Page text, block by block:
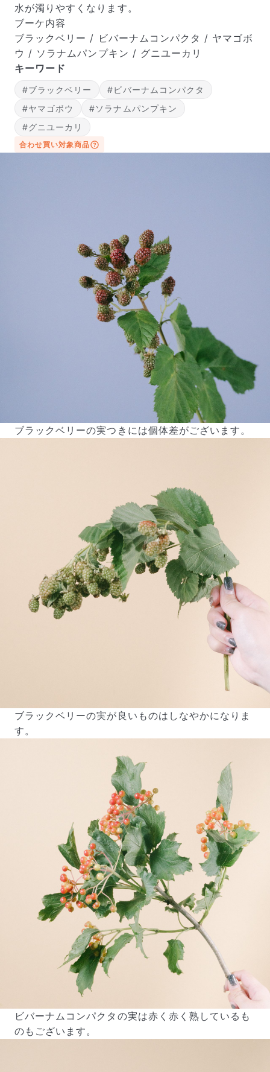
届いたお花に元気がなかったら？
もし届いたお花に「枯れている」「折れている」などの
不備があった場合は、些細なことでもお気軽にサポート
までご連絡ください。ご返金にて補償いたします。
写真と同じものが届く？
商品ページに掲載している写真は、実際にお届けする商
品を撮影したものです。お花は生き物なので、どうして
も色味やサイズ・咲き方に個体差はありますが、できる
だけ写真のイメージに近いものをお届けできるように人
の目でチェックをしています。
よくある質問
Q. 毎月自動でお花が届くサービスですか？
いいえ、毎月自動でお届けするサービスではありません。好
きな時に好きな花をご注文いただけます。
Q. 配送できないエリアはありますか？
ただいま沖縄・離島エリアへの配送には対応しておりませ
ん。ご了承ください。
お花をベストなタイミングで発送しているため、お届け日の
指定はできません。受け取り時間帯は、発送後にクロネコヤ
水が濁りやすくなります。
ブーケ内容
ブラックベリー / ビバーナムコンパクタ / ヤマゴボ
ウ / ソラナムパンプキン / グニユーカリ
キーワード
#ブラックベリー
#ビバーナムコンパクタ
#ヤマゴボウ
#ソラナムパンプキン
#グニユーカリ
合わせ買い対象商品
ブラックベリーの実つきには個体差がございます。
ブラックベリーの実が良いものはしなやかになりま
す。
ビバーナムコンパクタの実は赤く赤く熟しているも
のもございます。